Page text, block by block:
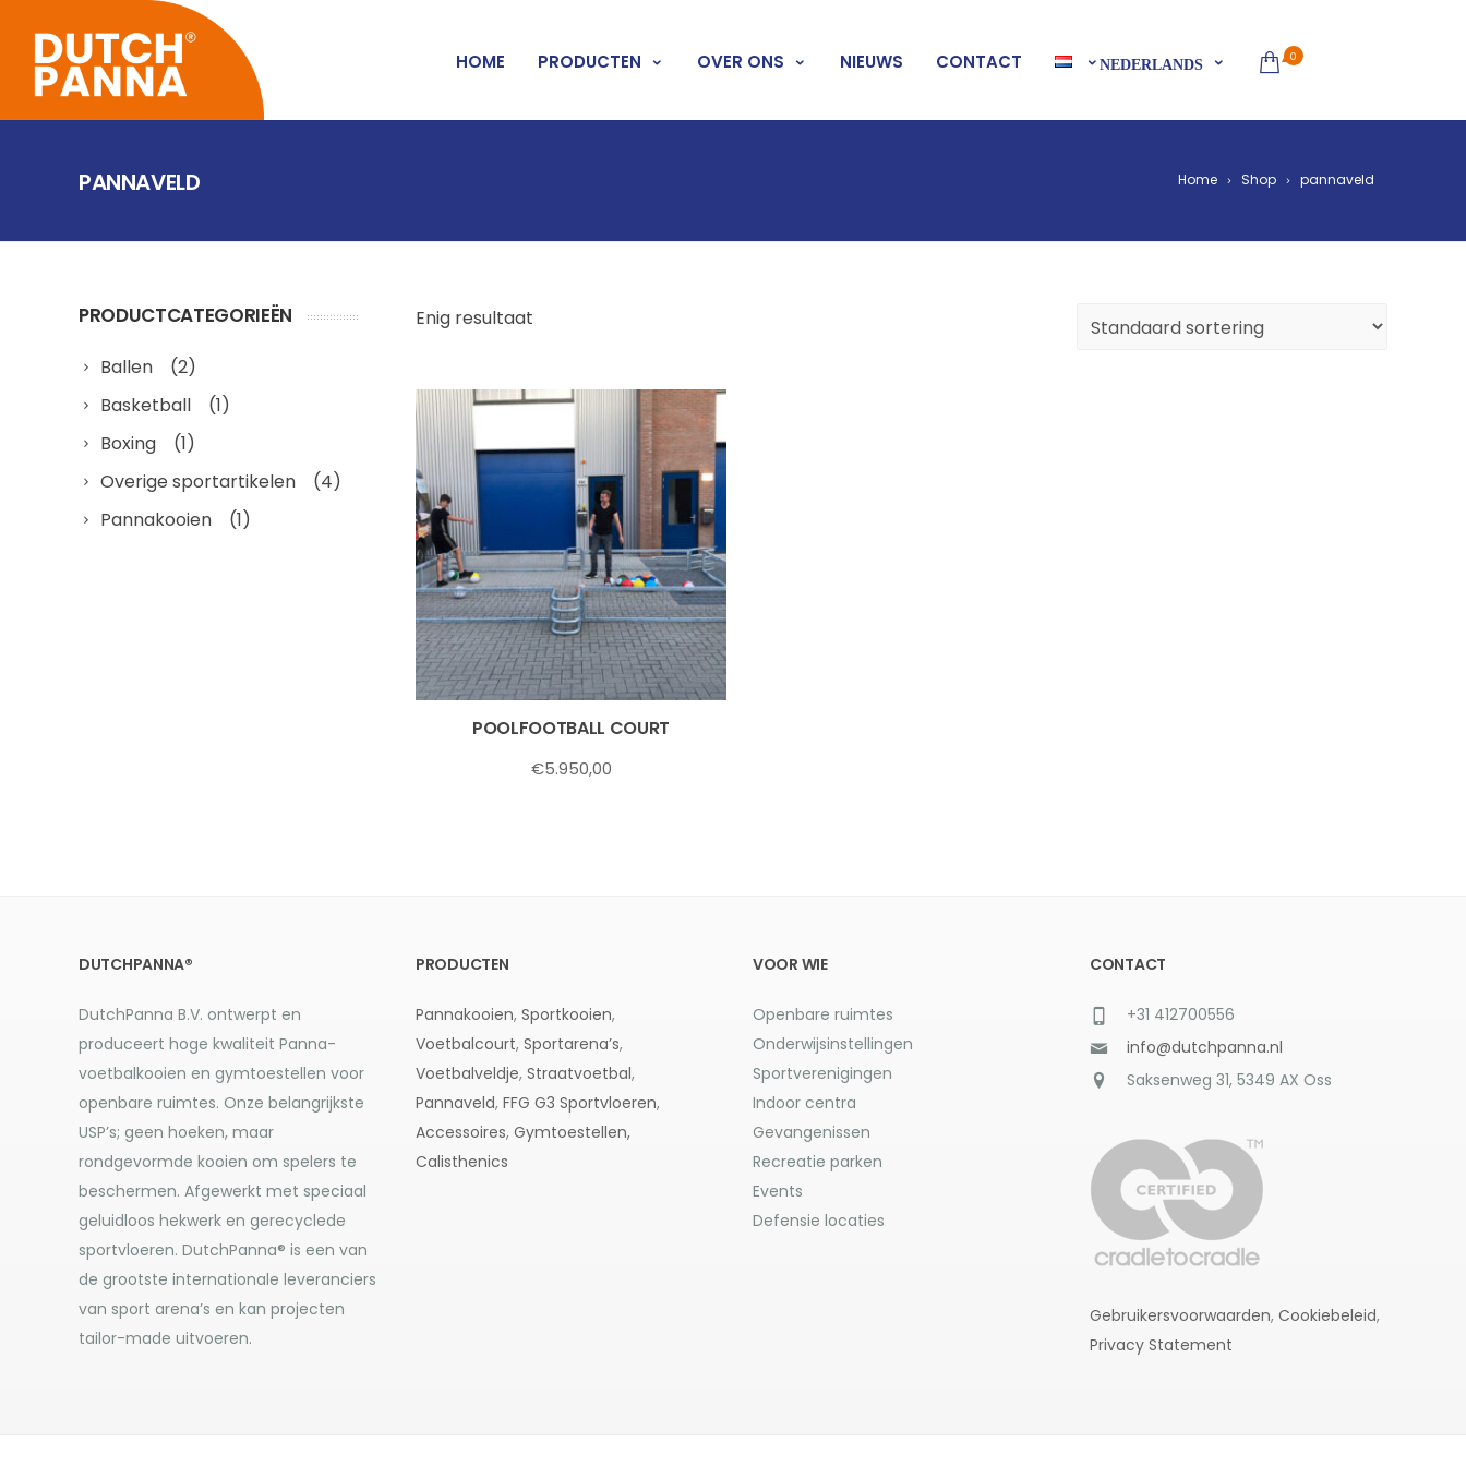
0
HOME PRODUCTEN OVER ONS NIEUWS CONTACT NEDERLANDS
Home Shop pannaveld
PANNAVELD
PRODUCTCATEGORIEËN
Ballen
(2)
Basketball
(1)
Boxing
(1)
Overige sportartikelen
(4)
Pannakooien
(1)
Enig resultaat
POOLFOOTBALL COURT
€5.950,00
DUTCHPANNA®
DutchPanna B.V. ontwerpt en
produceert hoge kwaliteit Panna-
voetbalkooien en gymtoestellen voor
openbare ruimtes. Onze belangrijkste
USP’s; geen hoeken, maar
rondgevormde kooien om spelers te
beschermen. Afgewerkt met speciaal
geluidloos hekwerk en gerecyclede
sportvloeren. DutchPanna® is een van
de grootste internationale leveranciers
van sport arena’s en kan projecten
tailor-made uitvoeren.
PRODUCTEN
Pannakooien, Sportkooien,
Voetbalcourt, Sportarena’s,
Voetbalveldje, Straatvoetbal,
Pannaveld, FFG G3 Sportvloeren,
Accessoires, Gymtoestellen,
Calisthenics
VOOR WIE
Openbare ruimtes
Onderwijsinstellingen
Sportverenigingen
Indoor centra
Gevangenissen
Recreatie parken
Events
Defensie locaties
CONTACT
+31 412700556
info@dutchpanna.nl
Saksenweg 31, 5349 AX Oss
Gebruikersvoorwaarden, Cookiebeleid,
Privacy Statement